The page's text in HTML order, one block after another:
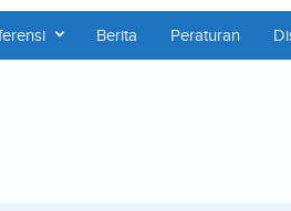
Berita Peraturan